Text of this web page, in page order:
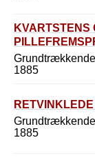
KVARTSTENS
1885
1885